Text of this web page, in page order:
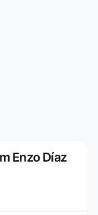
Enzo Díaz